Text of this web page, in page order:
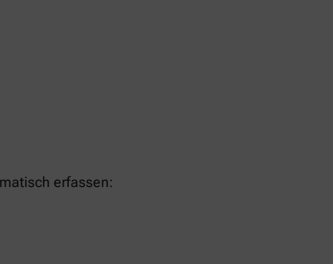
erfassen: